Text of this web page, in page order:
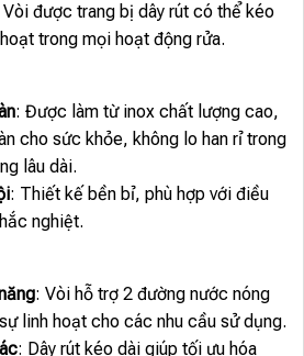
được trang bị dây rút có thể kéo
trong mọi hoạt động rửa.
: Được làm từ inox chất lượng cao,
cho sức khỏe, không lo han rỉ trong
lâu dài.
: Thiết kế bền bỉ, phù hợp với điều
nghiệt.
: Vòi hỗ trợ 2 đường nước nóng
linh hoạt cho các nhu cầu sử dụng.
: Dây rút kéo dài giúp tối ưu hóa